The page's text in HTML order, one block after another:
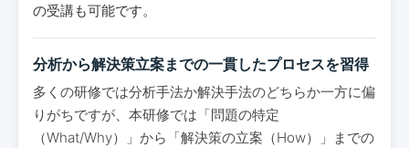
の受講も可能です。
分析から解決策立案までの一貫したプロセスを習得
多くの研修では分析手法か解決手法のどちらか一方に偏
りがちですが、本研修では「問題の特定
（What/Why）」から「解決策の立案（How）」までの